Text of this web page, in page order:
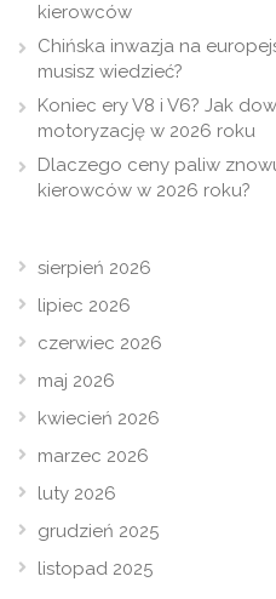
kierowców
Chińska inwazja na
musisz wiedzieć?
Koniec ery V8 i V6? Jak
motoryzację w 2026 roku
Dlaczego ceny paliw
kierowców w 2026 roku?
sierpień 2026
lipiec 2026
czerwiec 2026
maj 2026
kwiecień 2026
marzec 2026
luty 2026
grudzień 2025
listopad 2025